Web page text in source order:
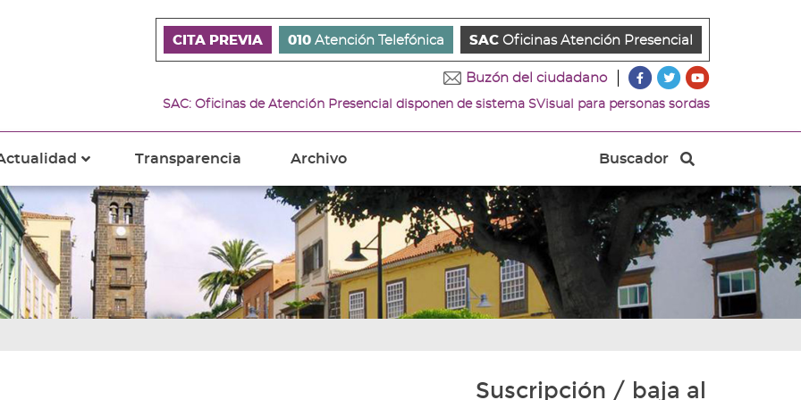
CITA PREVIA 010 Atención Telefónica SAC Oficinas Atención Presencial
Buzón del ciudadano
???
Ir
página
Facebook
???
Ir
página
Twitter
Ir
Youtube
SAC: Oficinas de Atención Presencial disponen de sistema SVisual para personas sordas
Transparencia Archivo Buscador
Buscador
Suscripción / baja al